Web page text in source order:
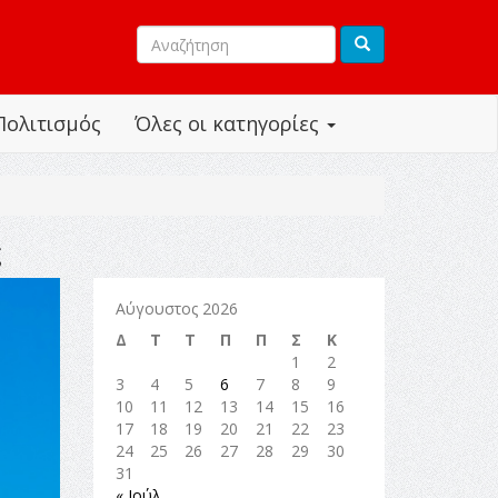
Όλες οι κατηγορίες
Αύγουστος 2026
Δ
Τ Τ Π Π Σ
Κ
1
2
3
4 5 6 7 8
9
10
11 12 13 14 15
16
17
18 19 20 21 22
23
24
25 26 27 28 29
30
31